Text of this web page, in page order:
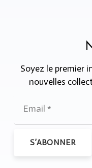
Soyez le premier
nouvelles
S’ABONNER